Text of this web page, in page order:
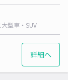
大型車・SUV
詳細へ